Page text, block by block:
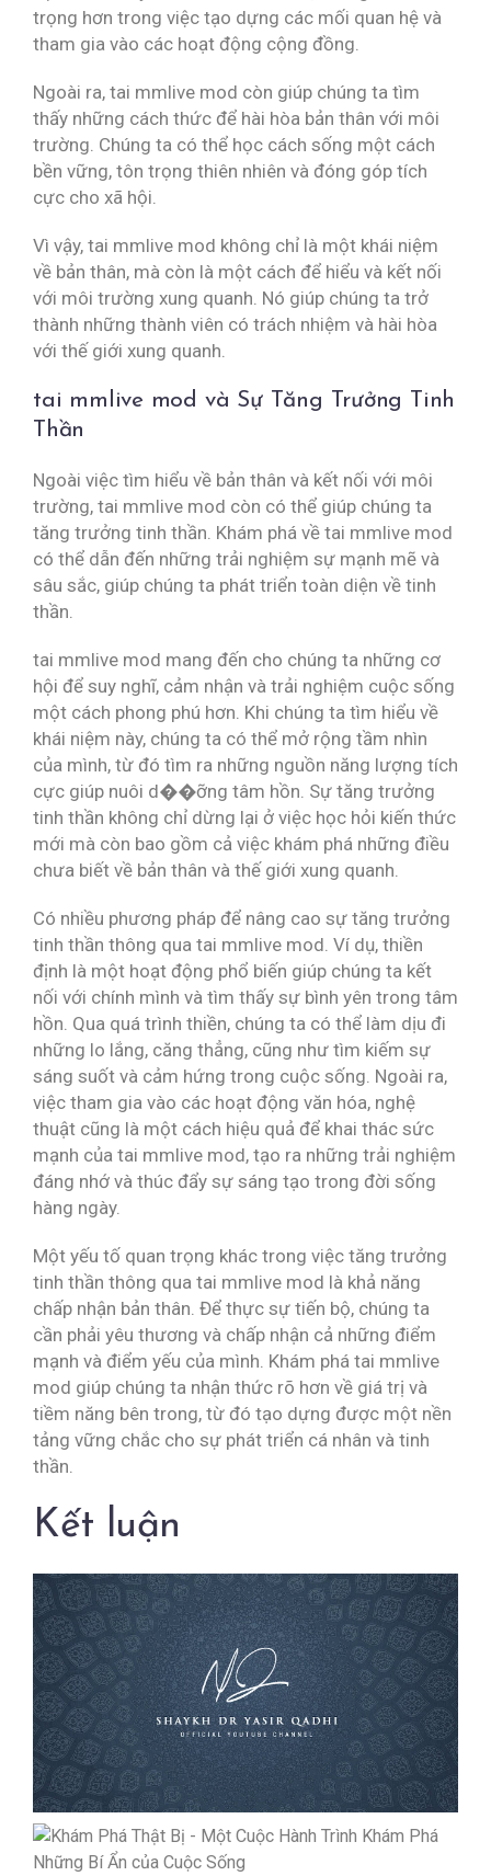
trọng hơn trong việc tạo dựng các mối quan hệ và
tham gia vào các hoạt động cộng đồng.
Ngoài ra, tai mmlive mod còn giúp chúng ta tìm
thấy những cách thức để hài hòa bản thân với môi
trường. Chúng ta có thể học cách sống một cách
bền vững, tôn trọng thiên nhiên và đóng góp tích
cực cho xã hội.
Vì vậy, tai mmlive mod không chỉ là một khái niệm
về bản thân, mà còn là một cách để hiểu và kết nối
với môi trường xung quanh. Nó giúp chúng ta trở
thành những thành viên có trách nhiệm và hài hòa
với thế giới xung quanh.
tai mmlive mod và Sự Tăng Trưởng Tinh
Thần
Ngoài việc tìm hiểu về bản thân và kết nối với môi
trường, tai mmlive mod còn có thể giúp chúng ta
tăng trưởng tinh thần. Khám phá về tai mmlive mod
có thể dẫn đến những trải nghiệm sự mạnh mẽ và
sâu sắc, giúp chúng ta phát triển toàn diện về tinh
thần.
tai mmlive mod mang đến cho chúng ta những cơ
hội để suy nghĩ, cảm nhận và trải nghiệm cuộc sống
một cách phong phú hơn. Khi chúng ta tìm hiểu về
khái niệm này, chúng ta có thể mở rộng tầm nhìn
của mình, từ đó tìm ra những nguồn năng lượng tích
cực giúp nuôi d��ỡng tâm hồn. Sự tăng trưởng
tinh thần không chỉ dừng lại ở việc học hỏi kiến thức
mới mà còn bao gồm cả việc khám phá những điều
chưa biết về bản thân và thế giới xung quanh.
Có nhiều phương pháp để nâng cao sự tăng trưởng
tinh thần thông qua tai mmlive mod. Ví dụ, thiền
định là một hoạt động phổ biến giúp chúng ta kết
nối với chính mình và tìm thấy sự bình yên trong tâm
hồn. Qua quá trình thiền, chúng ta có thể làm dịu đi
những lo lắng, căng thẳng, cũng như tìm kiếm sự
sáng suốt và cảm hứng trong cuộc sống. Ngoài ra,
việc tham gia vào các hoạt động văn hóa, nghệ
thuật cũng là một cách hiệu quả để khai thác sức
mạnh của tai mmlive mod, tạo ra những trải nghiệm
đáng nhớ và thúc đẩy sự sáng tạo trong đời sống
hàng ngày.
Một yếu tố quan trọng khác trong việc tăng trưởng
tinh thần thông qua tai mmlive mod là khả năng
chấp nhận bản thân. Để thực sự tiến bộ, chúng ta
cần phải yêu thương và chấp nhận cả những điểm
mạnh và điểm yếu của mình. Khám phá tai mmlive
mod giúp chúng ta nhận thức rõ hơn về giá trị và
tiềm năng bên trong, từ đó tạo dựng được một nền
tảng vững chắc cho sự phát triển cá nhân và tinh
thần.
Kết luận